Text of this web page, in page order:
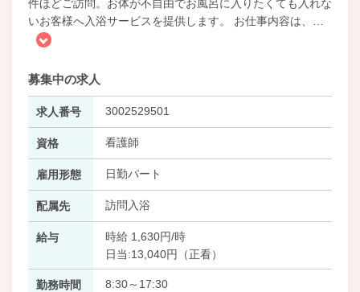
件ほどご訪問。お体が不自由でお風呂に入りたくても入れな
いお客様へ入浴サービスを提供します。 お仕事内容は、
募集中の求人
求人番号 3002529501
資格 看護師
雇用形態 日勤パート
配属先 訪問入浴
給与
時給 1,630円/時
日当:13,040円（正看）
勤務時間 8:30～17:30